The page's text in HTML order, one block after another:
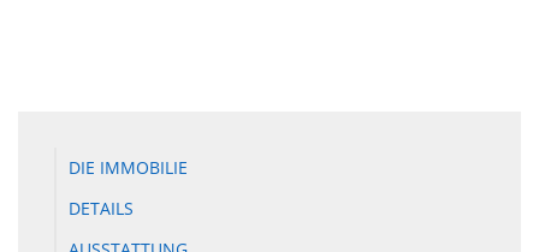
DIE IMMOBILIE
DETAILS